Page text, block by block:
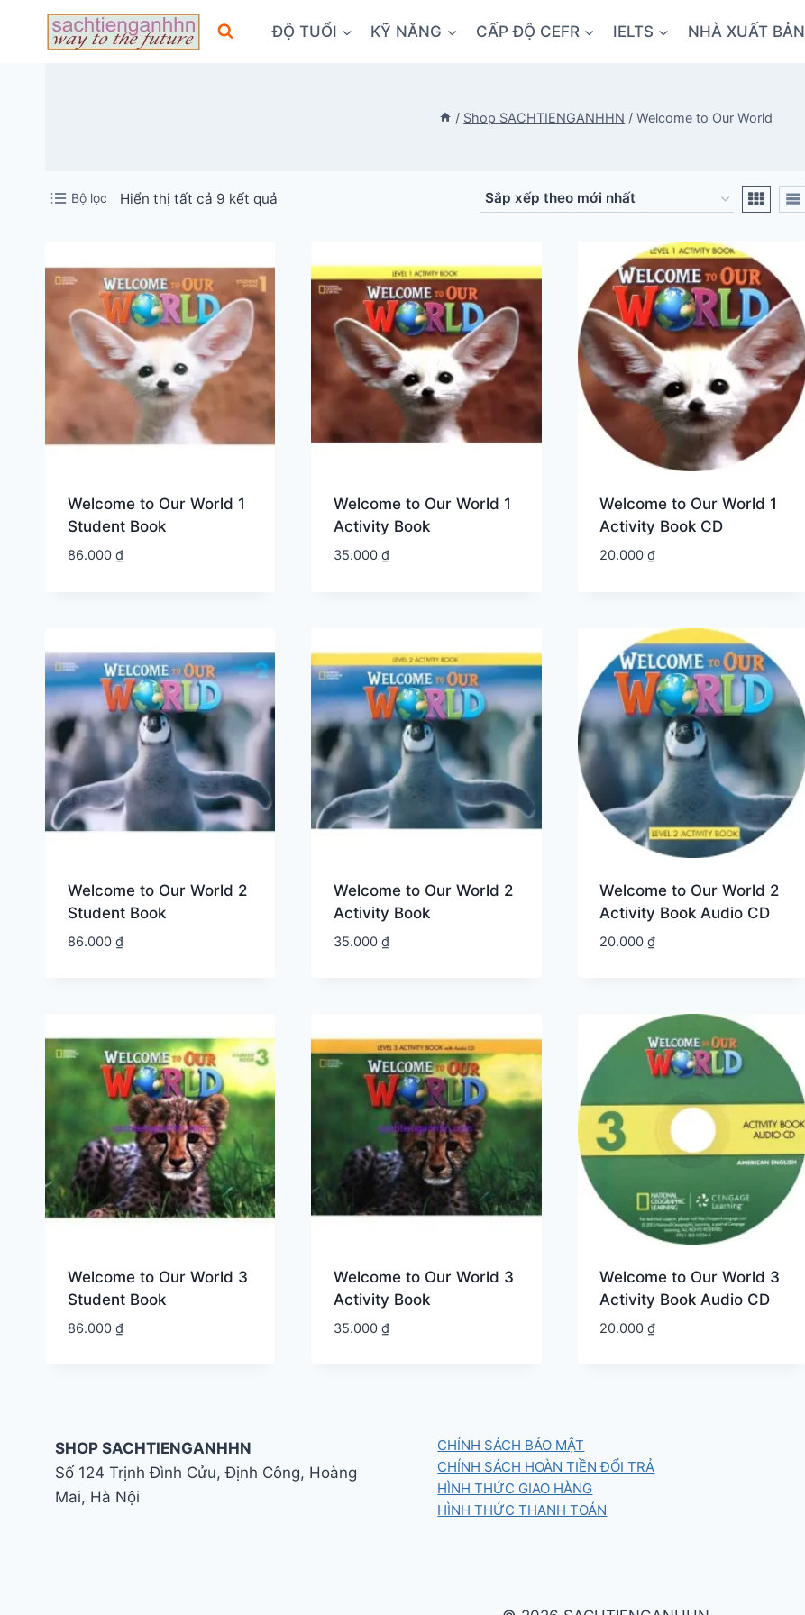
ĐỘ TUỔI KỸ NĂNG CẤP ĐỘ CEFR IELTS NHÀ XUẤT BẢN
/ Shop SACHTIENGANHHN / Welcome to Our World
Bộ lọc Hiển thị tất cả 9 kết quảĐã
Welcome to Our World 1
Student Book
86.000 ₫
Welcome to Our World 1
Activity Book
35.000 ₫
Welcome to Our World 1
Activity Book CD
20.000₫
Welcome to Our World 2
Student Book
86.000 ₫
Welcome to Our World 2
Activity Book
35.000 ₫
Welcome to Our World 2
Activity Book Audio CD
20.000₫
Welcome to Our World 3
Student Book
86.000 ₫
Welcome to Our World 3
Activity Book
35.000 ₫
Welcome to Our World 3
Activity Book Audio CD
20.000₫
SHOP SACHTIENGANHHN
Số 124 Trịnh Đình Cửu, Định Công, Hoàng
Mai, Hà Nội
CHÍNH SÁCH BẢO MẬT
CHÍNH SÁCH HOÀN TIỀN ĐỔI TRẢ
HÌNH THỨC GIAO HÀNG
HÌNH THỨC THANH TOÁN